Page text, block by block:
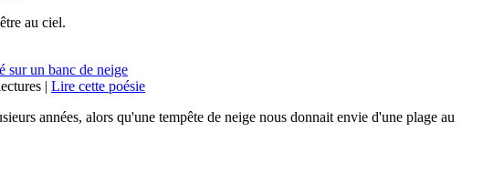
au ciel.
sur un banc de neige
| Lire cette poésie
années, alors qu'une tempête de neige nous donnait envie d'une plage au